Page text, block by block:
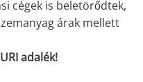
cégek is beletörődtek,
árak mellett
adalék!